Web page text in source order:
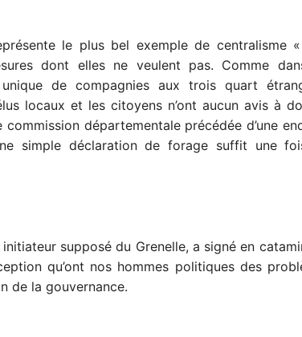
le plus bel exemple de centralisme
dont elles ne veulent pas. Comme
unique de compagnies aux trois quart
locaux et les citoyens n’ont aucun avis à
départementale précédée d’une
simple déclaration de forage suffit une
supposé du Grenelle, a signé en
qu’ont nos hommes politiques des
de la gouvernance.